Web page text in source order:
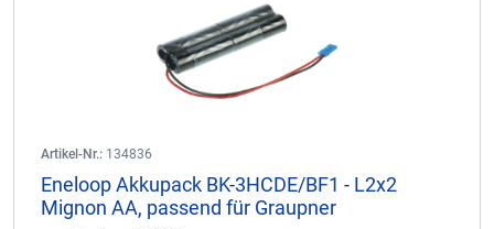
Artikel-Nr.: 134836
Eneloop Akkupack BK-3HCDE/BF1 - L2x2
Mignon AA, passend für Graupner